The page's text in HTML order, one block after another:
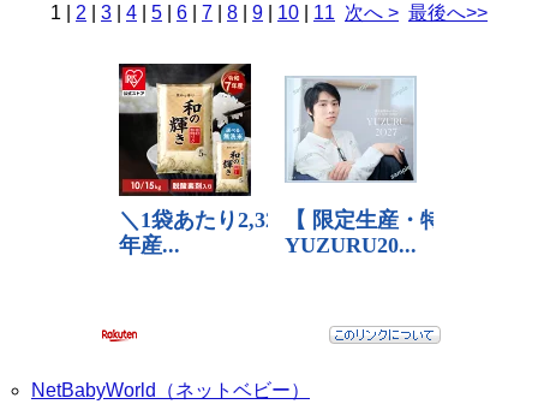
1 2 3 4 5 6 7 8 9 10 11 次へ > 最後へ>>
NetBabyWorld（ネットベビー）